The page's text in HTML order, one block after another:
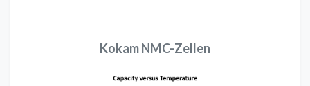
Kokam NMC-Zellen